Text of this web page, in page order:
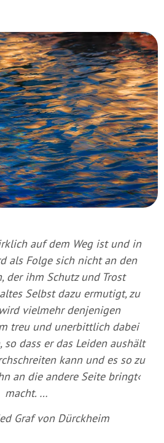
auf dem Weg ist und in
als Folge sich nicht an den
der ihm Schutz und Trost
Selbst dazu ermutigt, zu
vielmehr denjenigen
treu und unerbittlich dabei
dass er das Leiden aushält
kann und es so zu
an die andere Seite bringt‹
macht. …
Graf von Dürckheim